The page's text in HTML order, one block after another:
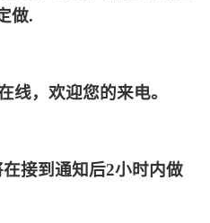
做.
，欢迎您的来电。
接到通知后2小时内做